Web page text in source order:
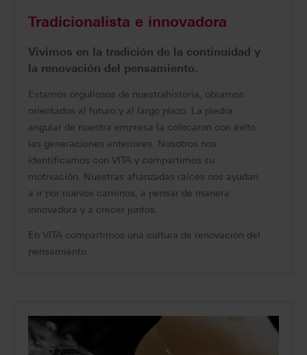
Tradicionalista e innovadora
Vivimos en la tradición de la continuidad y
la renovación del pensamiento.
Estamos orgullosos de nuestrahistoria, obramos
orientados al futuro y al largo plazo. La piedra
angular de nuestra empresa la colocaron con éxito
las generaciones anteriores. Nosotros nos
identificamos con VITA y compartimos su
motivación. Nuestras afianzadas raíces nos ayudan
a ir por nuevos caminos, a pensar de manera
innovadora y a crecer juntos.
En VITA compartimos una cultura de renovación del
pensamiento.